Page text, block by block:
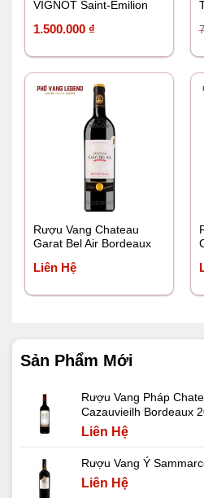
Sản Phẩm Mới
Rượu Vang Pháp
Cazauvieilh Bordeaux
Liên Hệ
Rượu Vang Ý
Liên Hệ
VIGNOT Saint-Émilion
1.500.000 ₫
Rượu Vang Chateau
Garat Bel Air Bordeaux
Liên Hệ